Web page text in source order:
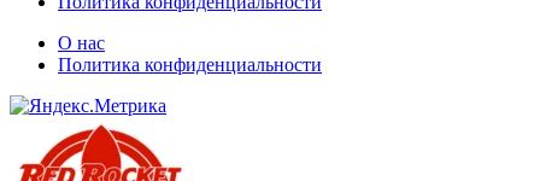
О нас
Политика конфиденциальности